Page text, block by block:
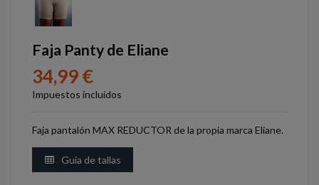
Faja Panty de Eliane
34,99 €
Impuestos incluidos
Faja pantalón MAX REDUCTOR de la propia marca Eliane.
Guía de tallas